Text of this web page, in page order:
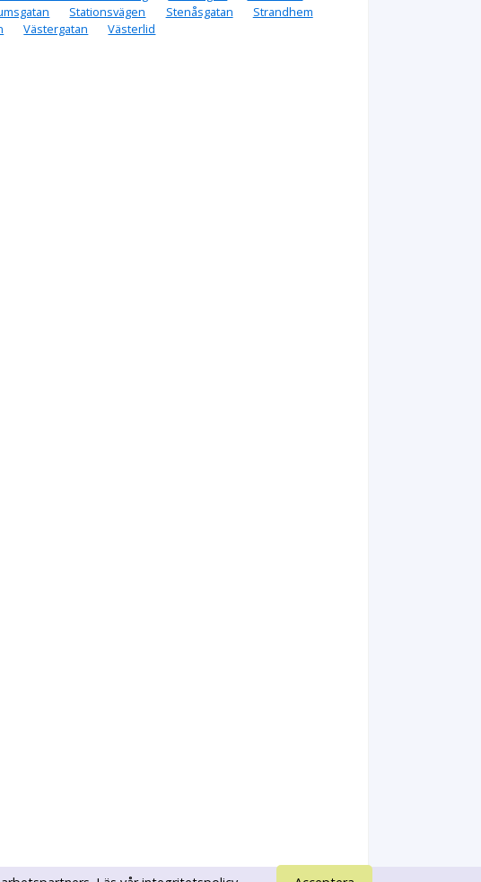
Stationsvägen Stenåsgatan
Strandhem
Västergatan Västerlid